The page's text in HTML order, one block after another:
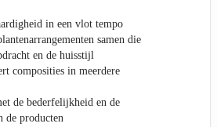
in een vlot tempo
samen die
en de huisstijl
composities in meerdere
de bederfelijkheid en de
de producten